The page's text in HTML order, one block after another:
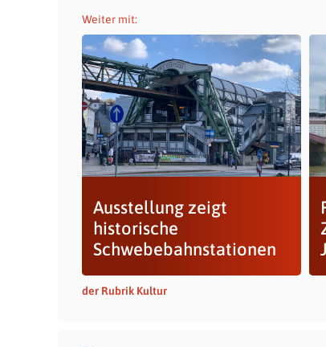
Weiter mit:
Ausstellung zeigt
historische
Schwebebahnstationen
der Rubrik Kultur